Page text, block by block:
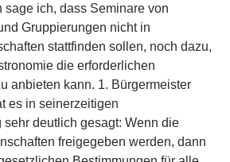
sage ich, dass Seminare von
Gruppierungen nicht in
stattfinden sollen, noch dazu,
die erforderlichen
anbieten kann. 1. Bürgermeister
es in seinerzeitigen
deutlich gesagt: Wenn die
freigegeben werden, dann